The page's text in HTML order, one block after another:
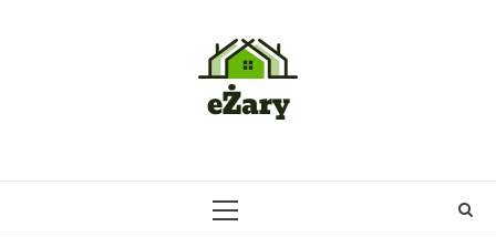
PRIMARY